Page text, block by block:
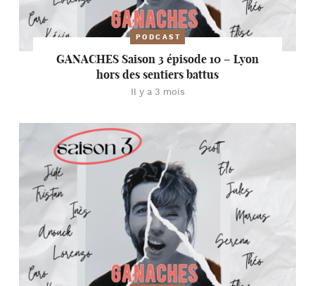
PODCAST
GANACHES Saison 3 épisode 10 – Lyon
hors des sentiers battus
Il y a 3 mois